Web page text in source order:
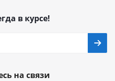
в курсе!
на связи